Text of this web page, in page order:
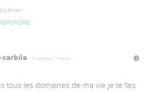
Amen
RÉPONDRE
carbila Il y a 5 ans, 7 mois
tous les domaines de ma vie je te fais